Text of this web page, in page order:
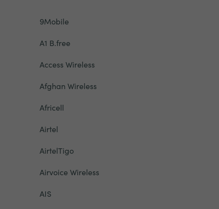
9Mobile
A1 B.free
Access Wireless
Afghan Wireless
Africell
Airtel
AirtelTigo
Airvoice Wireless
AIS